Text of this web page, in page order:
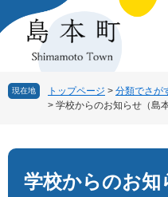
ー
ニ
本
現在地 トップページ > 分類でさが
> 学校からのお知らせ（島
文
学校からのお知